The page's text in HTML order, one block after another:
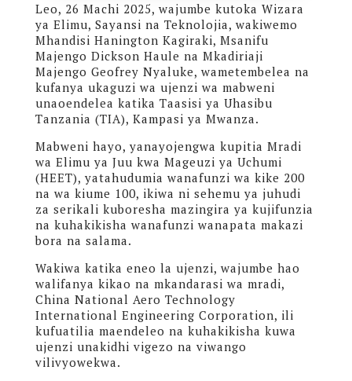
Leo, 26 Machi 2025, wajumbe kutoka Wizara
ya Elimu, Sayansi na Teknolojia, wakiwemo
Mhandisi Hanington Kagiraki, Msanifu
Majengo Dickson Haule na Mkadiriaji
Majengo Geofrey Nyaluke, wametembelea na
kufanya ukaguzi wa ujenzi wa mabweni
unaoendelea katika Taasisi ya Uhasibu
Tanzania (TIA), Kampasi ya Mwanza.
Mabweni hayo, yanayojengwa kupitia Mradi
wa Elimu ya Juu kwa Mageuzi ya Uchumi
(HEET), yatahudumia wanafunzi wa kike 200
na wa kiume 100, ikiwa ni sehemu ya juhudi
za serikali kuboresha mazingira ya kujifunzia
na kuhakikisha wanafunzi wanapata makazi
bora na salama.
Wakiwa katika eneo la ujenzi, wajumbe hao
walifanya kikao na mkandarasi wa mradi,
China National Aero Technology
International Engineering Corporation, ili
kufuatilia maendeleo na kuhakikisha kuwa
ujenzi unakidhi vigezo na viwango
vilivyowekwa.